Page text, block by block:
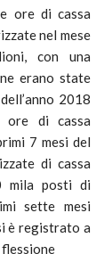
ore di cassa
nel mese
con una
erano state
2018
di cassa
7 mesi del
di cassa
mila posti di
sette mesi
è registrato a